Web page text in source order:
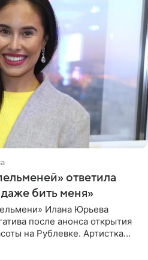
ответила
бить меня»
Илана Юрьева
после анонса открытия
на Рублевке. Артистка